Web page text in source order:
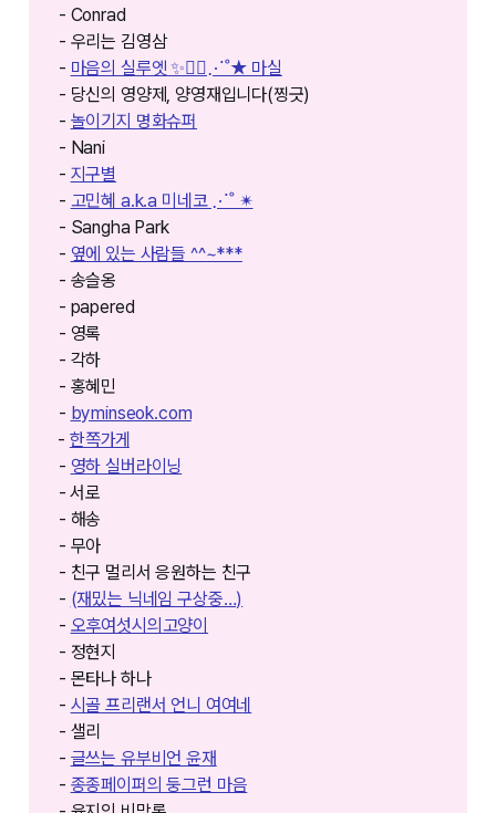
- Conrad
- 우리는 김영삼
- 마음의 실루엣 ✨🚶‍♀️⋰˚★ 마실
- 당신의 영양제, 양영재입니다(찡긋)
- 놀이기지 명화슈퍼
- Nani
- 지구별
- 고민혜 a.k.a 미네코 ⋰˚ ✴︎
- Sangha Park
- 옆에 있는 사람들 ^^~***
- 송슬옹
- papered
- 영록
- 각하
- 홍혜민
- byminseok.com⁠⁠⁠
⁠⁠⁠⁠- 한쪽가게⁠⁠⁠⁠⁠⁠⁠⁠
- 영하 실버라이닝
- ⁠⁠서로
- 해송
- 무아
- 친구 멀리서 응원하는 친구
- (재밌는 닉네임 구상중…)
- 오후여섯시의고양이
- 정현지
- 몬타나 하나
- 시골 프리랜서 언니 여여네
- 샐리
- 글쓰는 유부비언 윤재
- 종종페이퍼의 둥그런 마음